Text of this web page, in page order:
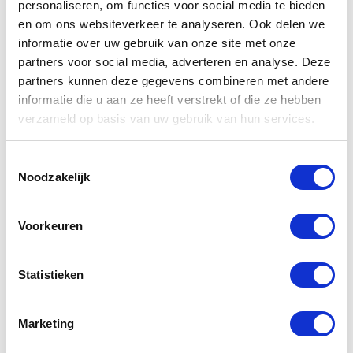
personaliseren, om functies voor social media te bieden
en om ons websiteverkeer te analyseren. Ook delen we
informatie over uw gebruik van onze site met onze
partners voor social media, adverteren en analyse. Deze
partners kunnen deze gegevens combineren met andere
informatie die u aan ze heeft verstrekt of die ze hebben
verzameld op basis van uw gebruik van hun services.
Noodzakelijk
Voorkeuren
Statistieken
Marketing
ADR vrijstellingen
Autolaadkraan
BBS / Rijoptimalisatie
Communicatieve en Sociale vaardigheden
Digitale Tachograaf
Lading Zekeren